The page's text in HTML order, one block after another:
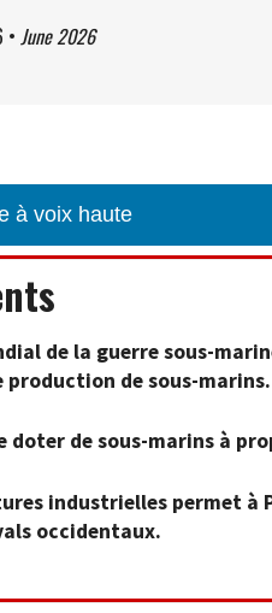
• June 2026
à voix haute
de la guerre sous-
production de sous-marins.
doter de sous-marins à
industrielles permet à
occidentaux.